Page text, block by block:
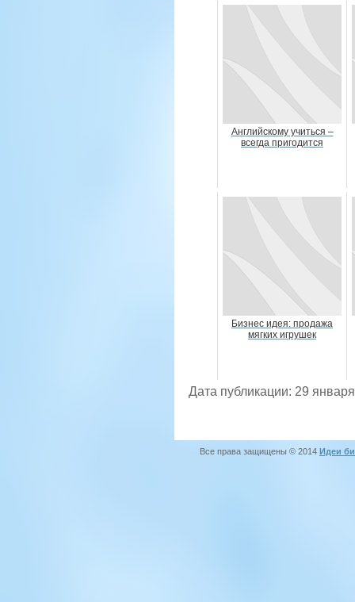
Английскому учиться –
всегда пригодится
Бизнес идея: продажа
мягких игрушек
Дата публикации: 29
Все права защищены © 2014 Идеи